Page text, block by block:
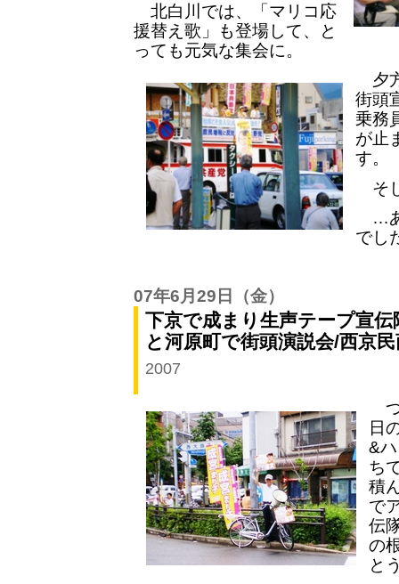
北白川では、「マリコ応
援替え歌」も登場して、と
っても元気な集会に。
夕
街頭
乗務
が止
す。
そ
…あ
でし
07年6月29日 （金）
下京で成まり生声テープ宣
と河原町で街頭演説会/西京
2007
日
&
ち
積
で
伝
の
と